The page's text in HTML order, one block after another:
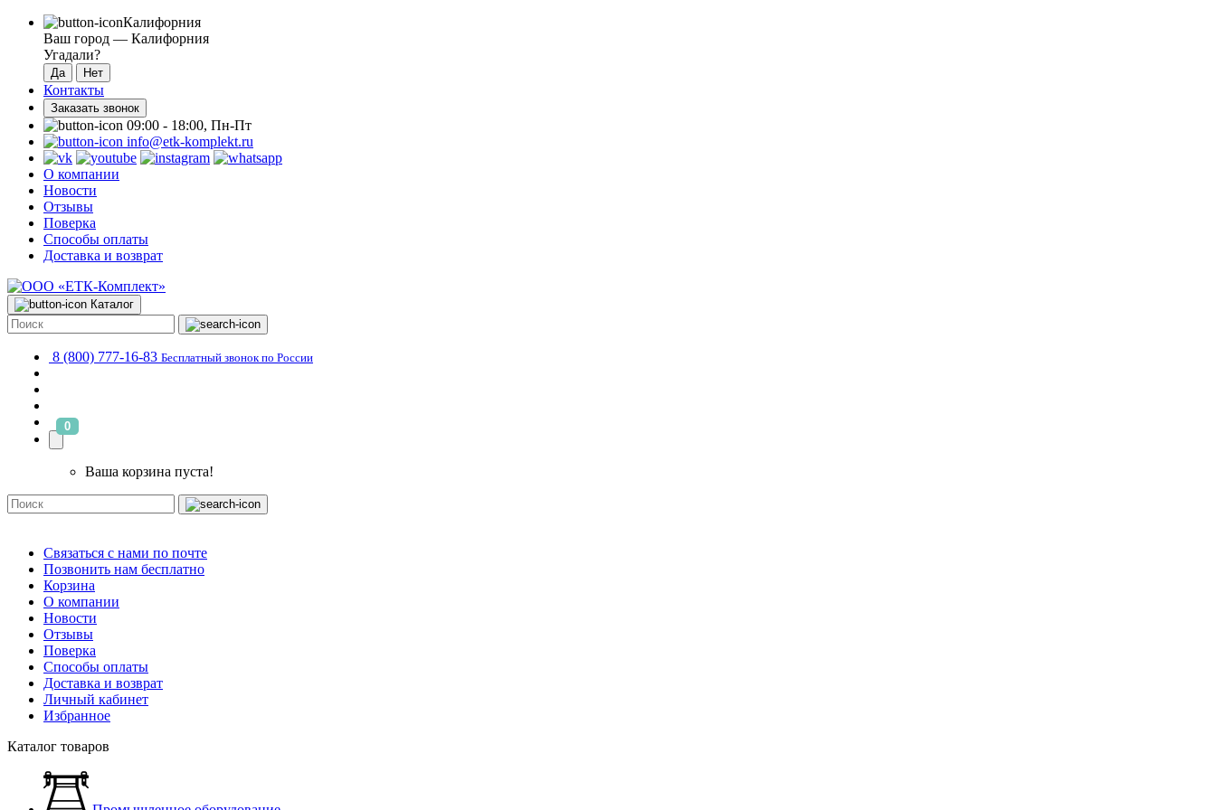
Калифорния
Ваш город — Калифорния
Угадали?
Контакты
Заказать звонок
09:00 - 18:00, Пн-Пт
info@etk-komplekt.ru
О компании
Новости
Отзывы
Поверка
Способы оплаты
Доставка и возврат
Каталог
8 (800) 777-16-83 Бесплатный звонок по России
0
Ваша корзина пуста!
Связаться с нами по почте
Позвонить нам бесплатно
Корзина
О компании
Новости
Отзывы
Поверка
Способы оплаты
Доставка и возврат
Личный кабинет
Избранное
Каталог товаров